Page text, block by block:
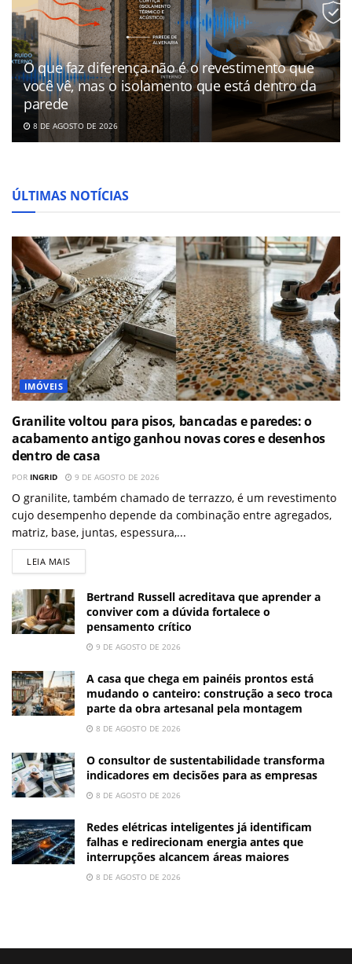
O que faz diferença não é o revestimento que
você vê, mas o isolamento que está dentro da
parede
8 DE AGOSTO DE 2026
ÚLTIMAS NOTÍCIAS
IMÓVEIS
Granilite voltou para pisos, bancadas e paredes: o
acabamento antigo ganhou novas cores e desenhos
dentro de casa
POR INGRID 9 DE AGOSTO DE 2026
O granilite, também chamado de terrazzo, é um revestimento
cujo desempenho depende da combinação entre agregados,
matriz, base, juntas, espessura,...
LEIA MAIS
Bertrand Russell acreditava que aprender a
conviver com a dúvida fortalece o
pensamento crítico
9 DE AGOSTO DE 2026
A casa que chega em painéis prontos está
mudando o canteiro: construção a seco troca
parte da obra artesanal pela montagem
8 DE AGOSTO DE 2026
O consultor de sustentabilidade transforma
indicadores em decisões para as empresas
8 DE AGOSTO DE 2026
Redes elétricas inteligentes já identificam
falhas e redirecionam energia antes que
interrupções alcancem áreas maiores
8 DE AGOSTO DE 2026